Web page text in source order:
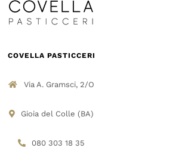
COVELLA PASTICCERI
Via A. Gramsci, 2/O
Gioia del Colle (BA)
080 303 18 35